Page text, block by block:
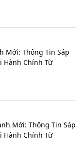
Mới: Thông Tin Sáp
Hành Chính Từ
Mới: Thông Tin Sáp
Hành Chính Từ